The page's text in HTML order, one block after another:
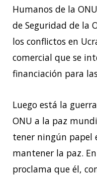
Humanos de la
de Seguridad de la
los conflictos en
comercial que se
financiación para
Luego está la
ONU a la paz
tener ningún papel
mantener la paz.
proclama que él,